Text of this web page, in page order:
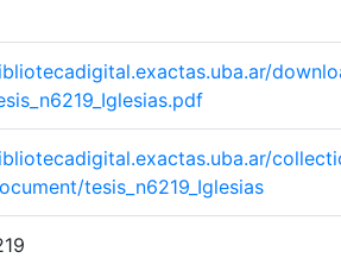
tesis_n6219_Iglesias